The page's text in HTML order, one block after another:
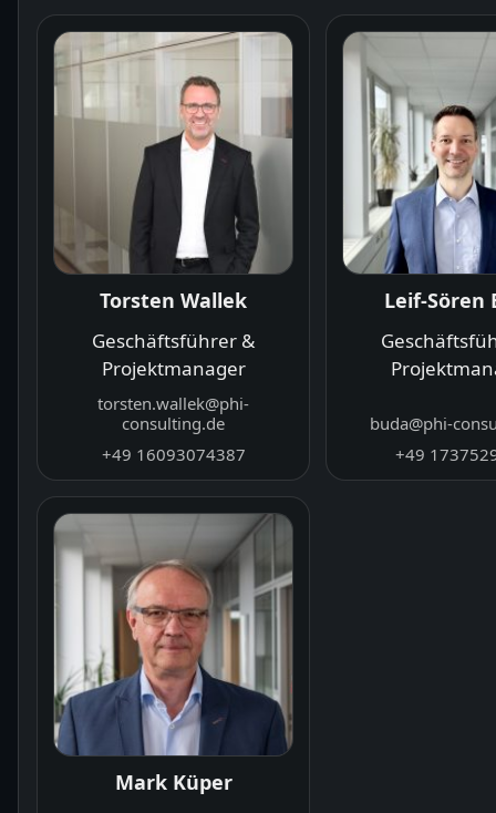
Torsten Wallek
Geschäftsführer &
Projektmanager
torsten.wallek@phi-
consulting.de
+49 16093074387
Leif-Sören
buda@phi-
+49
Mark Küper